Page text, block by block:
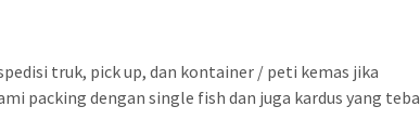
truk, pick up, dan kontainer / peti kemas jika
packing dengan single fish dan juga kardus yang